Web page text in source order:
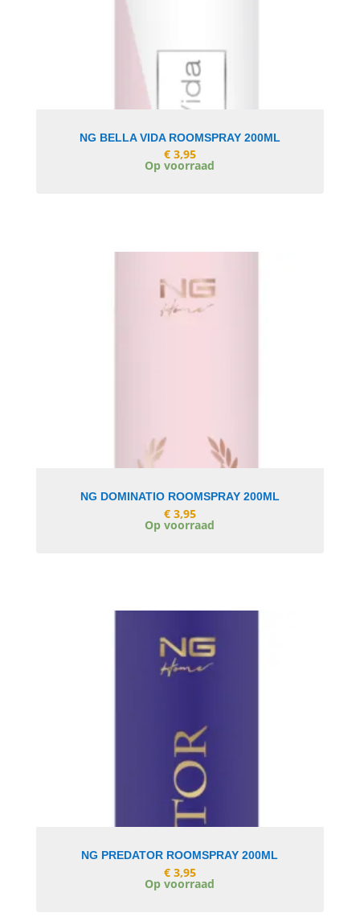
In Winkelwagen
NG BELLA VIDA ROOMSPRAY 200ML
€3,95
Op voorraad
In Winkelwagen
NG DOMINATIO ROOMSPRAY 200ML
€3,95
Op voorraad
In Winkelwagen
NG PREDATOR ROOMSPRAY 200ML
€3,95
Op voorraad